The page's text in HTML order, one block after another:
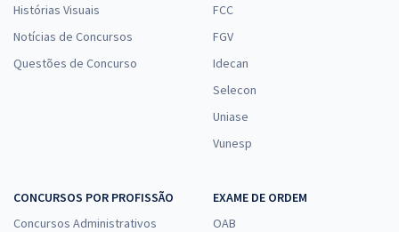
Histórias Visuais
Notícias de Concursos
Questões de Concurso
FCC
FGV
Idecan
Selecon
Uniase
Vunesp
CONCURSOS POR PROFISSÃO
Concursos Administrativos
EXAME DE ORDEM
OAB